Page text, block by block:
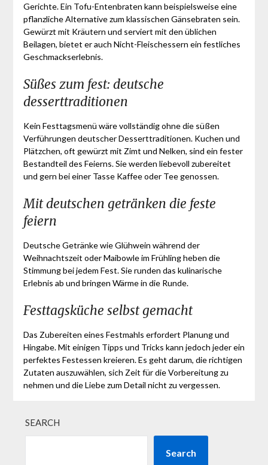
Gerichte. Ein Tofu-Entenbraten kann beispielsweise eine
pflanzliche Alternative zum klassischen Gänsebraten sein.
Gewürzt mit Kräutern und serviert mit den üblichen
Beilagen, bietet er auch Nicht-Fleischessern ein festliches
Geschmackserlebnis.
Süßes zum fest: deutsche
desserttraditionen
Kein Festtagsmenü wäre vollständig ohne die süßen
Verführungen deutscher Desserttraditionen. Kuchen und
Plätzchen, oft gewürzt mit Zimt und Nelken, sind ein fester
Bestandteil des Feierns. Sie werden liebevoll zubereitet
und gern bei einer Tasse Kaffee oder Tee genossen.
Mit deutschen getränken die feste
feiern
Deutsche Getränke wie Glühwein während der
Weihnachtszeit oder Maibowle im Frühling heben die
Stimmung bei jedem Fest. Sie runden das kulinarische
Erlebnis ab und bringen Wärme in die Runde.
Festtagsküche selbst gemacht
Das Zubereiten eines Festmahls erfordert Planung und
Hingabe. Mit einigen Tipps und Tricks kann jedoch jeder ein
perfektes Festessen kreieren. Es geht darum, die richtigen
Zutaten auszuwählen, sich Zeit für die Vorbereitung zu
nehmen und die Liebe zum Detail nicht zu vergessen.
SEARCH
Search